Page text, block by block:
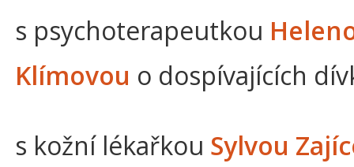
s psychoterapeutkou
Klímovou o dospívajících
s kožní lékařkou Sylvou